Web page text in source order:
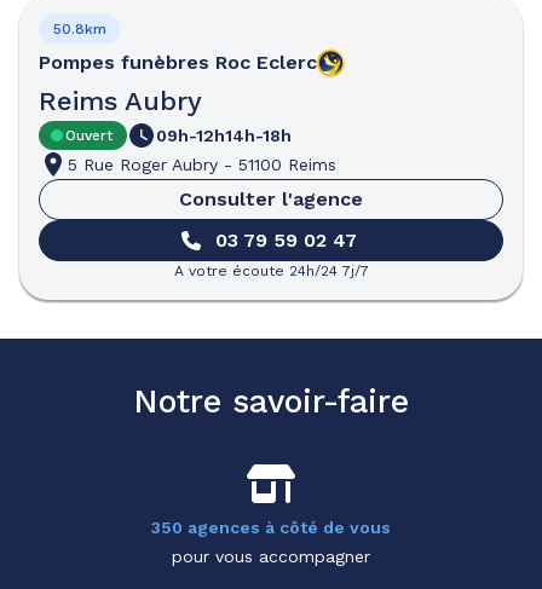
Pompes funèbres Roc Eclerc
Reims Aubry
50.8km
Ouvert 09h-12h14h-18h
5 Rue Roger Aubry - 51100 Reims
Consulter l'agence
03 79 59 02 47
A votre écoute 24h/24 7j/7
Notre savoir-faire
350 agences à côté de vous
pour vous accompagner